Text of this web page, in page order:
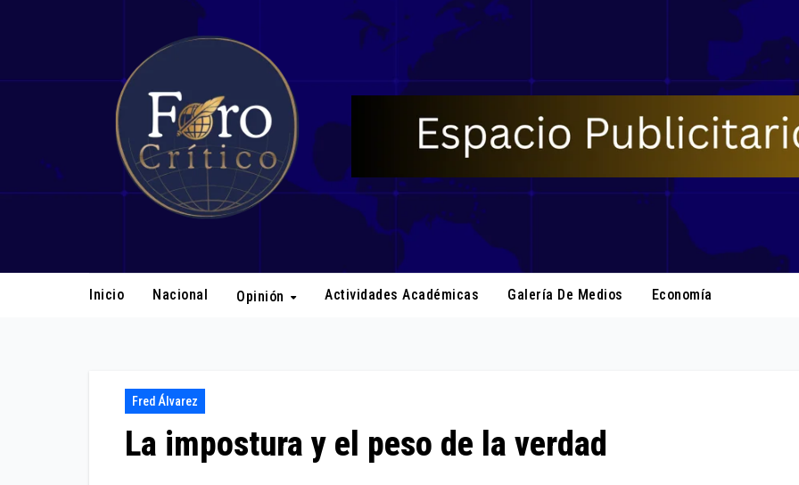
Inicio Nacional Opinión Actividades Académicas Galería De Medios Economía
Fred Álvarez
La impostura y el peso de la verdad